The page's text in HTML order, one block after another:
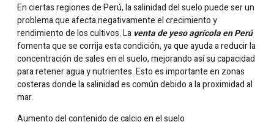
En ciertas regiones de Perú, la salinidad del suelo puede ser un
problema que afecta negativamente el crecimiento y
rendimiento de los cultivos. La venta de yeso agrícola en Perú
fomenta que se corrija esta condición, ya que ayuda a reducir la
concentración de sales en el suelo, mejorando así su capacidad
para retener agua y nutrientes. Esto es importante en zonas
costeras donde la salinidad es común debido a la proximidad al
mar.
Aumento del contenido de calcio en el suelo